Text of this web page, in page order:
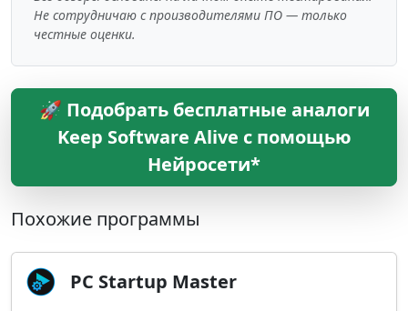
Не сотрудничаю с производителями ПО — только
честные оценки.
🚀 Подобрать бесплатные аналоги
Keep Software Alive с помощью
Нейросети*
Похожие программы
PC Startup Master